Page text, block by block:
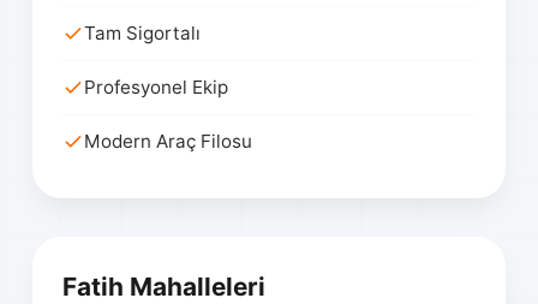
Tam Sigortalı
Profesyonel Ekip
Modern Araç Filosu
Fatih Mahalleleri